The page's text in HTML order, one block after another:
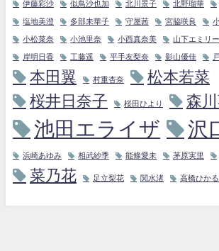
伊藤彩沙 似鳥沙也加 北川景子 北野瑠華
塩地美澄 多部未華子 守屋茜 宮脇咲良
小松菜奈 小池里奈 小西真奈美 山下エミリー
岸明日香 工藤遥 平手友梨奈 影山優佳
本田翼 村重杏奈
松本若菜
桜井日奈子
桜田ひより 森
池田エライザ 沢
浜崎あゆみ 相武紗季 能條愛未 茅原実里
菜乃花 足立梨花 関水渚 高橋ひかる